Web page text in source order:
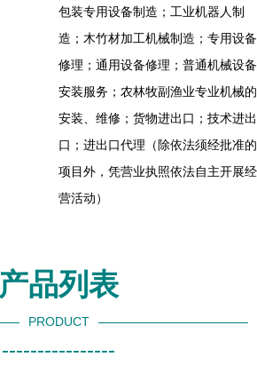
包装专用设备制造；工业机器人制
造；木竹材加工机械制造；专用设备
修理；通用设备修理；普通机械设备
安装服务；农林牧副渔业专业机械的
安装、维修；货物进出口；技术进出
口；进出口代理（除依法须经批准的
项目外，凭营业执照依法自主开展经
营活动）
产品列表
PRODUCT
----------------